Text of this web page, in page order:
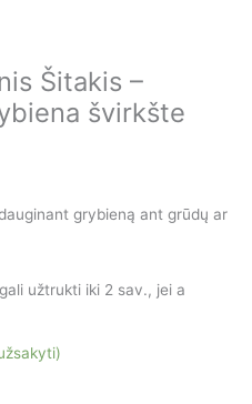
Šitakis –
švirkšte
grybieną ant grūdų ar
užtrukti iki 2 sav., jei a